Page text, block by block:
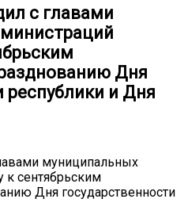
с главами
Дня
республики и Дня
муниципальных
к сентябрьским
Дня государственности